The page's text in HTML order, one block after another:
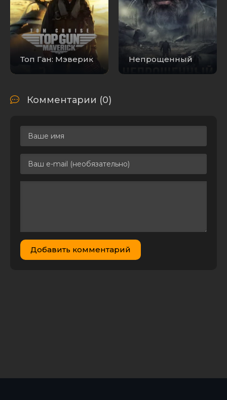
White Castle
(2004) BDRip
720p от msltel |
D, P, A |
Расширенная
2.65 GB 1 1
Кумар уходят в
Kumar Go to
White Castle
P, A |
Расширенная
Отрыв / Shag
(1988) BDRip
1080 | P2
7.21 GB 1 0
Отрыв (2018)
Blu-ray 1080p |
GER Transfer |
28.70
GB
отрыв / Alles is
Топ Ган: Мэверик Непрощенный
Комментарии (0)
Добавить комментарий